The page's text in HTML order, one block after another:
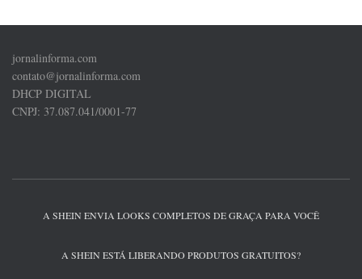
jornalinforma.com
contato@jornalinforma.com
DHCP DIGITAL
CNPJ: 37.087.041/0001-77
A SHEIN ENVIA LOOKS COMPLETOS DE GRAÇA PARA VOCÊ
A SHEIN ESTÁ LIBERANDO PRODUTOS GRATUITOS?